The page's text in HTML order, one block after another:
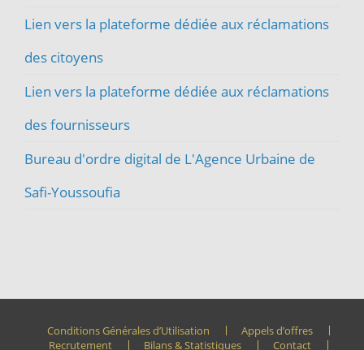
Lien vers la plateforme dédiée aux réclamations
des citoyens
Lien vers la plateforme dédiée aux réclamations
des fournisseurs
Bureau d'ordre digital de L'Agence Urbaine de
Safi-Youssoufia
Conditions Générales d’Utilisation
Appels d’offres
Recrutement
Bilans & Statistiques Contact